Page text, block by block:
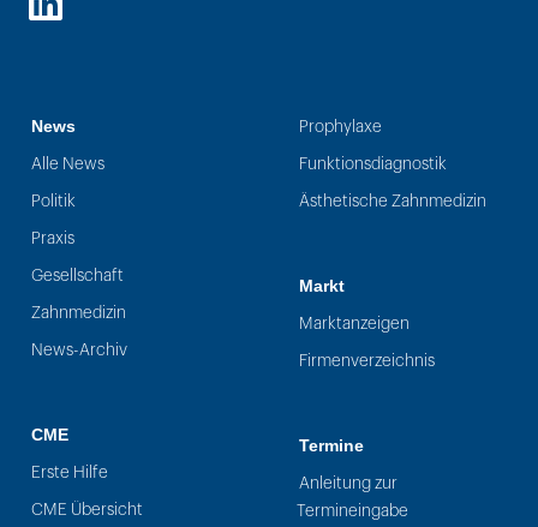
LinkedIn
News
Alle News
Politik
Praxis
Gesellschaft
Zahnmedizin
News-Archiv
CME
Erste Hilfe
CME Übersicht
Prophylaxe
Funktionsdiagnostik
Ästhetische Zahnmedizin
Markt
Marktanzeigen
Firmenverzeichnis
Termine
Anleitung zur
Termineingabe